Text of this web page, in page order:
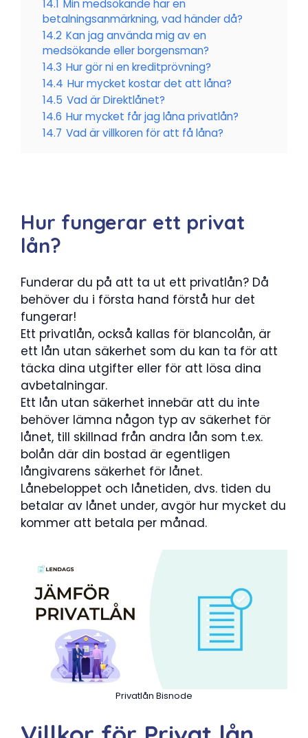
14.1 Min medsökande har en
betalningsanmärkning, vad händer då?
14.2 Kan jag använda mig av en
medsökande eller borgensman?
14.3 Hur gör ni en kreditprövning?
14.4 Hur mycket kostar det att låna?
14.5 Vad är Direktlånet?
14.6 Hur mycket får jag låna privatlån?
14.7 Vad är villkoren för att få låna?
Hur fungerar ett privat
lån?
Funderar du på att ta ut ett privatlån? Då
behöver du i första hand förstå hur det
fungerar!
Ett privatlån, också kallas för blancolån, är
ett lån utan säkerhet som du kan ta för att
täcka dina utgifter eller för att lösa dina
avbetalningar.
Ett lån utan säkerhet innebär att du inte
behöver lämna någon typ av säkerhet för
lånet, till skillnad från andra lån som t.ex.
bolån där din bostad är egentligen
långivarens säkerhet för lånet.
Lånebeloppet och lånetiden, dvs. tiden du
betalar av lånet under, avgör hur mycket du
kommer att betala per månad.
Privatlån Bisnode